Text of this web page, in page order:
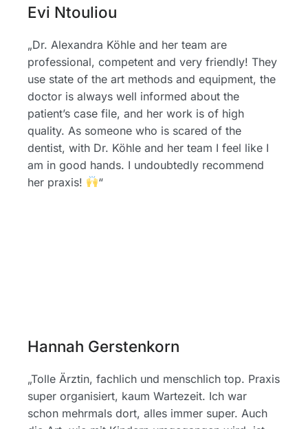
Evi Ntouliou
„Dr. Alexandra Köhle and her team are
professional, competent and very friendly! They
use state of the art methods and equipment, the
doctor is always well informed about the
patient’s case file, and her work is of high
quality. As someone who is scared of the
dentist, with Dr. Köhle and her team I feel like I
am in good hands. I undoubtedly recommend
her praxis!
“
Hannah Gerstenkorn
„Tolle Ärztin, fachlich und menschlich top. Praxis
super organisiert, kaum Wartezeit. Ich war
schon mehrmals dort, alles immer super. Auch